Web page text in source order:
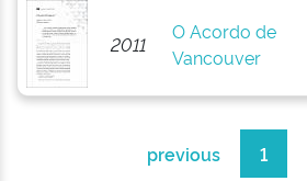
2011
O Acordo de
Vancouver
previous 1